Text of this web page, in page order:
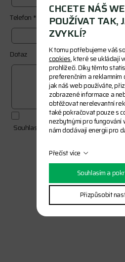
Telefon *
Dotaz
Souhlasím se zásadami ochrany
CHCETE NÁŠ
POUŽÍVAT TAK,
ZVYKLÍ?
K tomu potřebujeme váš
cookies, které se ukládají
prohlížeči. Díky těmto
preferenčním a reklamním
jak náš web používáte,
zobrazené informace a
obtěžovat nerelevantní
také pokračovat pouze s
nezbytnými pro fungování
nám dodávají energii pro
Přečíst více
Souhlasím a
Přizpůsobit